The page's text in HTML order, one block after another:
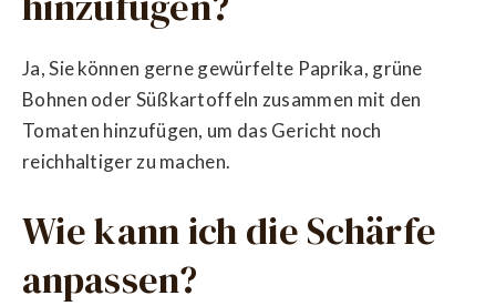
Ja, Sie können gerne gewürfelte Paprika, grüne
Bohnen oder Süßkartoffeln zusammen mit den
Tomaten hinzufügen, um das Gericht noch
reichhaltiger zu machen.
Wie kann ich die Schärfe
anpassen?